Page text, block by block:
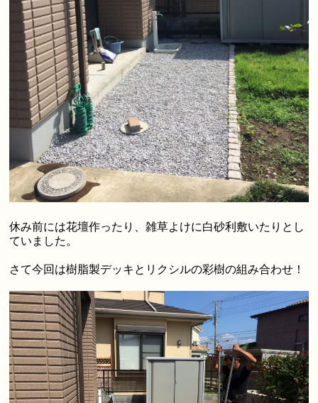
休み前には花壇作ったり、雑草よけに白砂利敷いたりとし
ていました。
さて今回は樹脂製デッキとリクシルの彩樹の組み合わせ！